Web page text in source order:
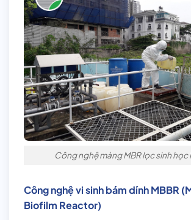
Công nghệ màng MBR lọc sinh học
Công nghệ vi sinh bám dính MBBR
Biofilm Reactor)